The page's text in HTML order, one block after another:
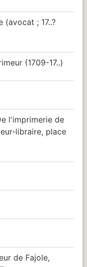
(avocat ; 17..?
(1709-17..)
l'imprimerie de
libraire, place
de Fajole,